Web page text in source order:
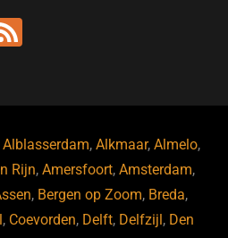
Alblasserdam,Alkmaar,Almelo,
Rijn,Amersfoort,Amsterdam,
, Bergen op Zoom, Breda,
, Coevorden, Delft, Delfzijl, Den